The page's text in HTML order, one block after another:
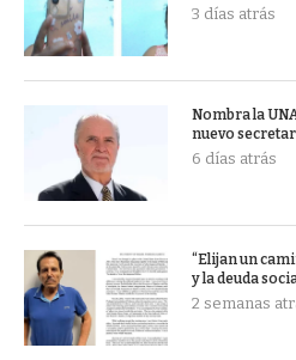
3 días atrás
Nombra la
nuevo
6 días atrás
“Elijan un
y la deuda
2 semanas